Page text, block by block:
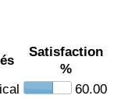
Satisfaction
%
60.00